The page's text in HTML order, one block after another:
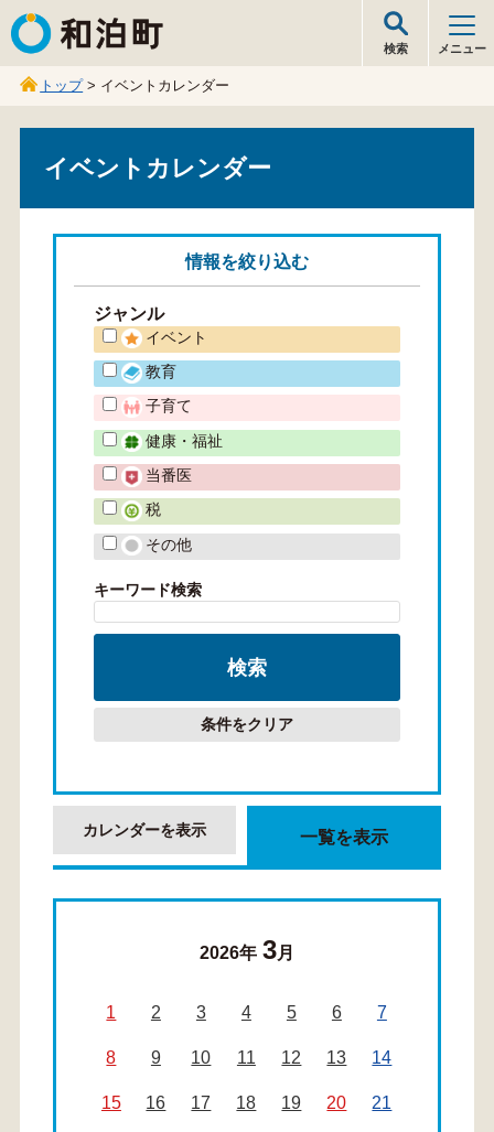
和泊町
検索 メニュー
トップ> イベントカレンダー
イベントカレンダー
情報を絞り込む
ジャンル
イベント
教育
子育て
健康・福祉
当番医
税
その他
キーワード検索
条件をクリア
カレンダーを表示 一覧を表示
2026年 3月
1 2 3 4 5 6 7
8 9 10 11 12 13 14
15 16 17 18 19 20 21